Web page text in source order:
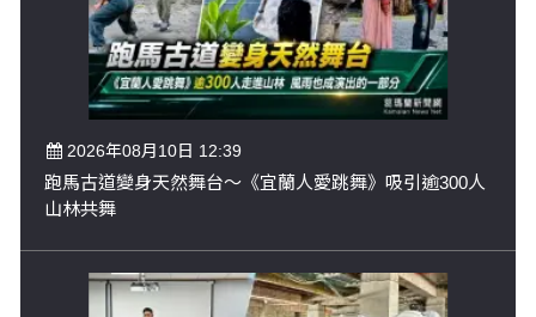
2026年08月10日 12:39
跑馬古道變身天然舞台～《宜蘭人愛跳舞》吸引逾300人
山林共舞